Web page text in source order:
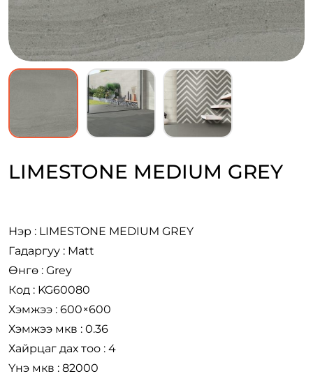
LIMESTONE MEDIUM GREY
Нэр : LIMESTONE MEDIUM GREY
Гадаргуу : Matt
Өнгө : Grey
Код : KG60080
Хэмжээ : 600×600
Хэмжээ мкв : 0.36
Хайрцаг дах тоо : 4
Үнэ мкв : 82000